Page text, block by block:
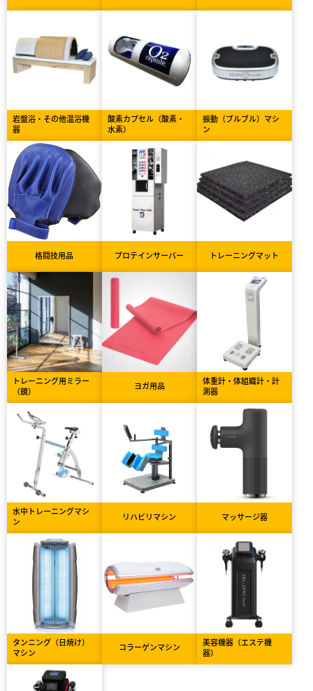
岩盤浴・その他温浴機
器
酸素カプセル（酸素・
水素）
振動（ブルブル）マシ
ン
格闘技用品 プロテインサーバー トレーニングマット
トレーニング用ミラー
（鏡）
ヨガ用品
体重計・体組織計・計
測器
水中トレーニングマシ
ン
リハビリマシン マッサージ器
タンニング（日焼け）
マシン
コラーゲンマシン
美容機器（エステ機
器）